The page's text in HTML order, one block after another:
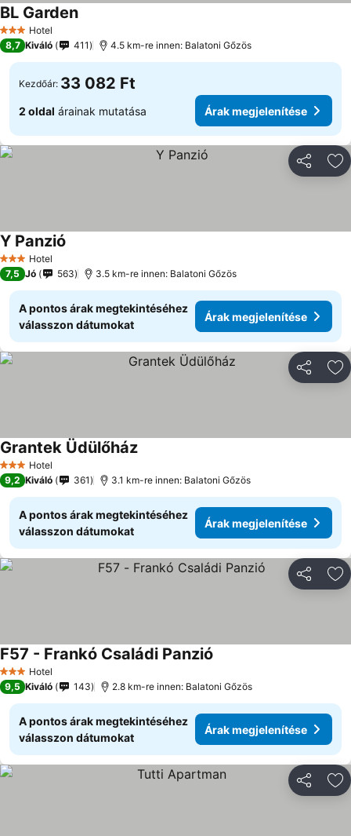
3 Kategória
Hotel
BL GardenÁrak megjelenítése
8,7 Kiváló 411 4.5 km-re innen: Balatoni Gőzös
Kezdőár: 33 082 Ft
2 oldal árainak mutatása Árak megjelenítése
3 Kategória
Hotel
Y Panzió
7,5 Jó 563 3.5 km-re innen: Balatoni Gőzös
A pontos árak megtekintéséhez
válasszon dátumokat
Árak megjelenítése
3 Kategória
Hotel
Grantek ÜdülőházÁrak megjelenítése
9,2 Kiváló 361 3.1 km-re innen: Balatoni Gőzös
A pontos árak megtekintéséhez
válasszon dátumokat
Árak megjelenítése
3 Kategória
Hotel
F57 - Frankó Családi Panzió
9,5 Kiváló 143 2.8 km-re innen: Balatoni Gőzös
A pontos árak megtekintéséhez
válasszon dátumokat
Árak megjelenítése